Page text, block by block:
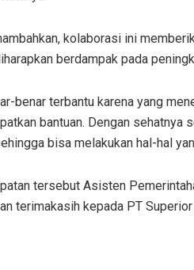
kolaborasi ini
berdampak pada
benar terbantu karena yang
bantuan. Dengan sehatnya
bisa melakukan hal-hal
tersebut Asisten
terimakasih kepada PT